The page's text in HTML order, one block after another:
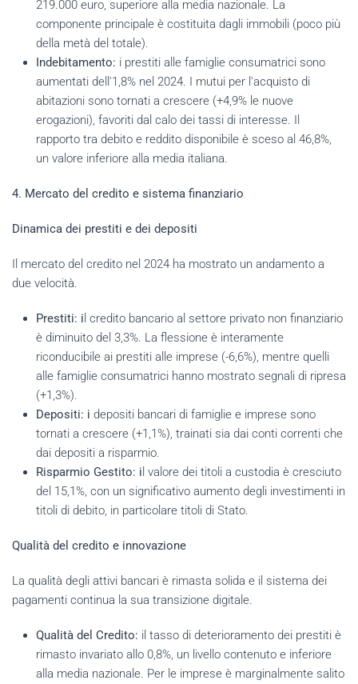
219.000 euro, superiore alla media nazionale. La
componente principale è costituita dagli immobili (poco più
della metà del totale).
Indebitamento: i prestiti alle famiglie consumatrici sono
aumentati dell'1,8% nel 2024. I mutui per l'acquisto di
abitazioni sono tornati a crescere (+4,9% le nuove
erogazioni), favoriti dal calo dei tassi di interesse. Il
rapporto tra debito e reddito disponibile è sceso al 46,8%,
un valore inferiore alla media italiana.
4. Mercato del credito e sistema finanziario
Dinamica dei prestiti e dei depositi
Il mercato del credito nel 2024 ha mostrato un andamento a
due velocità.
Prestiti: i l credito bancario al settore privato non finanziario
è diminuito del 3,3%. La flessione è interamente
riconducibile ai prestiti alle imprese (-6,6%), mentre quelli
alle famiglie consumatrici hanno mostrato segnali di ripresa
(+1,3%).
Depositi: i depositi bancari di famiglie e imprese sono
tornati a crescere (+1,1%), trainati sia dai conti correnti che
dai depositi a risparmio.
Risparmio Gestito: i l valore dei titoli a custodia è cresciuto
del 15,1%, con un significativo aumento degli investimenti in
titoli di debito, in particolare titoli di Stato.
Qualità del credito e innovazione
La qualità degli attivi bancari è rimasta solida e il sistema dei
pagamenti continua la sua transizione digitale.
Qualità del Credito: il tasso di deterioramento dei prestiti è
rimasto invariato allo 0,8%, un livello contenuto e inferiore
alla media nazionale. Per le imprese è marginalmente salito